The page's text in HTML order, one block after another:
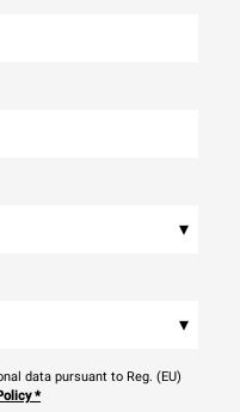
▾
▾
data pursuant to Reg. (EU)
*